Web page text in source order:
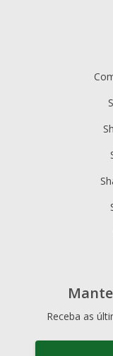
Receba as